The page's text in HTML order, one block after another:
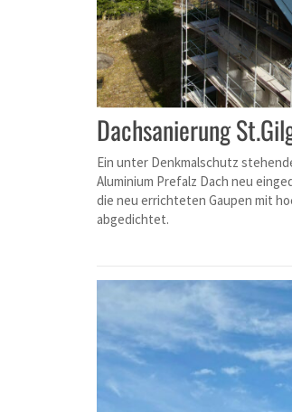
Dachsanierung
Ein unter Denkmalschutz
Aluminium Prefalz Dach neu
die neu errichteten Gaupen mit
abgedichtet.